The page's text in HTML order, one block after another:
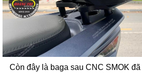
Còn đây là baga sau CNC SMOK